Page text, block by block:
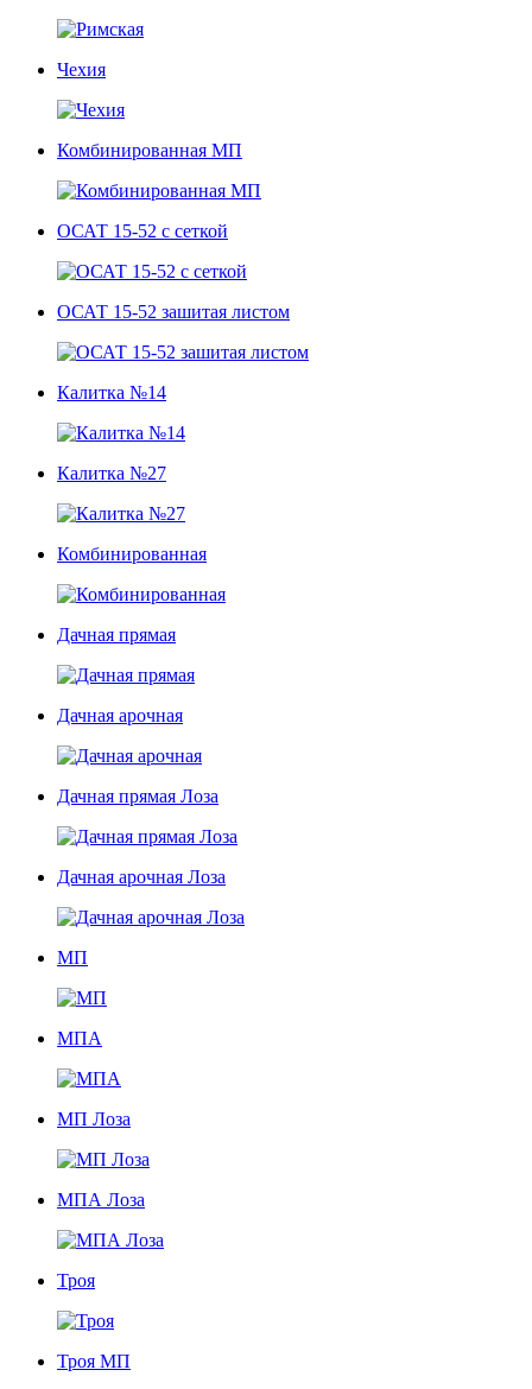
Чехия
Комбинированная МП
ОСАТ 15-52 с сеткой
ОСАТ 15-52 зашитая листом
Калитка №14
Калитка №27
Комбинированная
Дачная прямая
Дачная арочная
Дачная прямая Лоза
Дачная арочная Лоза
МП
МПА
МП Лоза
МПА Лоза
Троя
Троя МП